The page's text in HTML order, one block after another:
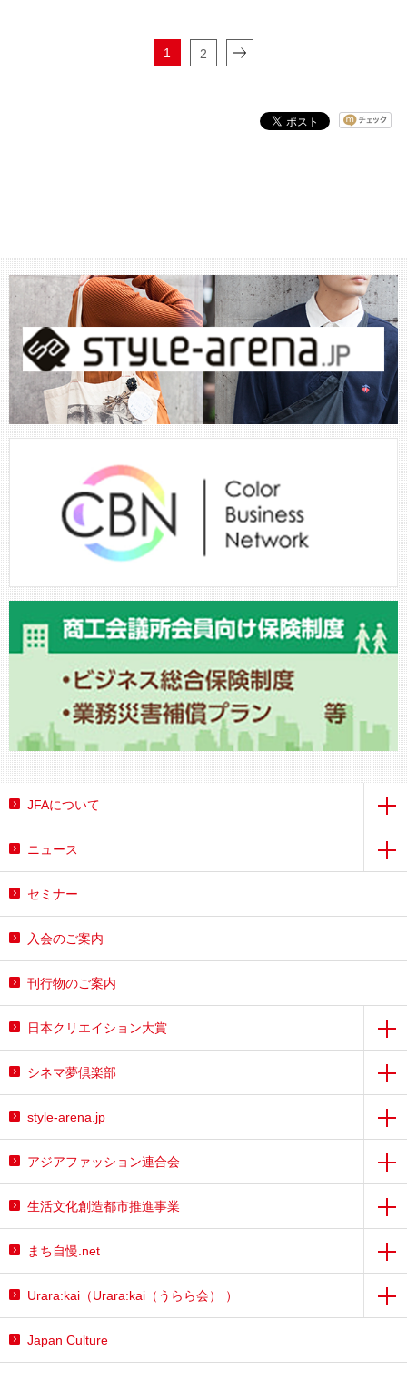
1 2
JFAについて
ニュース
セミナー
入会のご案内
刊行物のご案内
日本クリエイション大賞
シネマ夢倶楽部
style-arena.jp
アジアファッション連合会
生活文化創造都市推進事業
まち自慢.net
Urara:kai（Urara:kai（うらら会） ）
Japan Culture